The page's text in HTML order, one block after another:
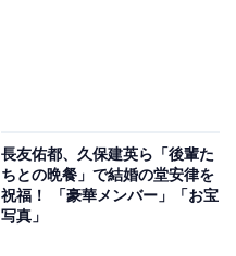
長友佑都、久保建英ら「後輩た
ちとの晩餐」で結婚の堂安律を
祝福！ 「豪華メンバー」「お宝
写真」